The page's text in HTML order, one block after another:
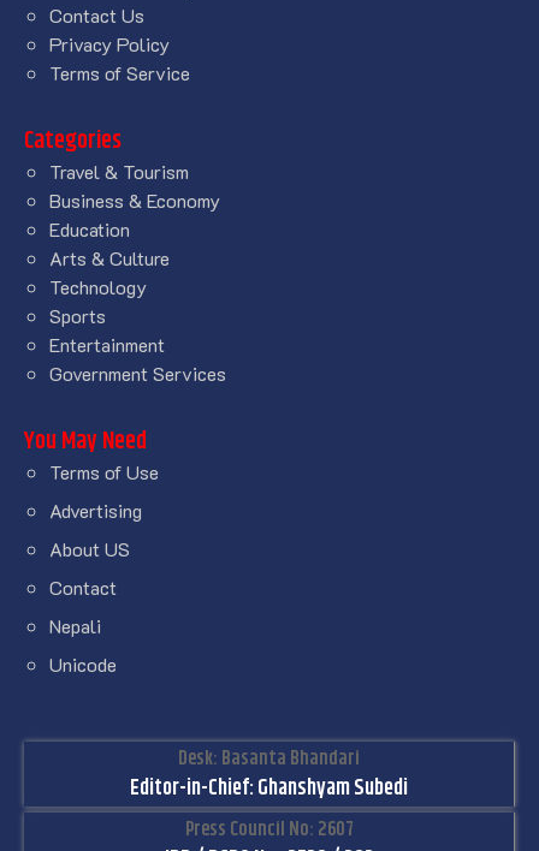
Contact Us
Privacy Policy
Terms of Service
Categories
Travel & Tourism
Business & Economy
Education
Arts & Culture
Technology
Sports
Entertainment
Government Services
You May Need
Terms of Use
Advertising
About US
Contact
Nepali
Unicode
Desk: Basanta Bhandari
Editor-in-Chief: Ghanshyam Subedi
Press Council No: 2607